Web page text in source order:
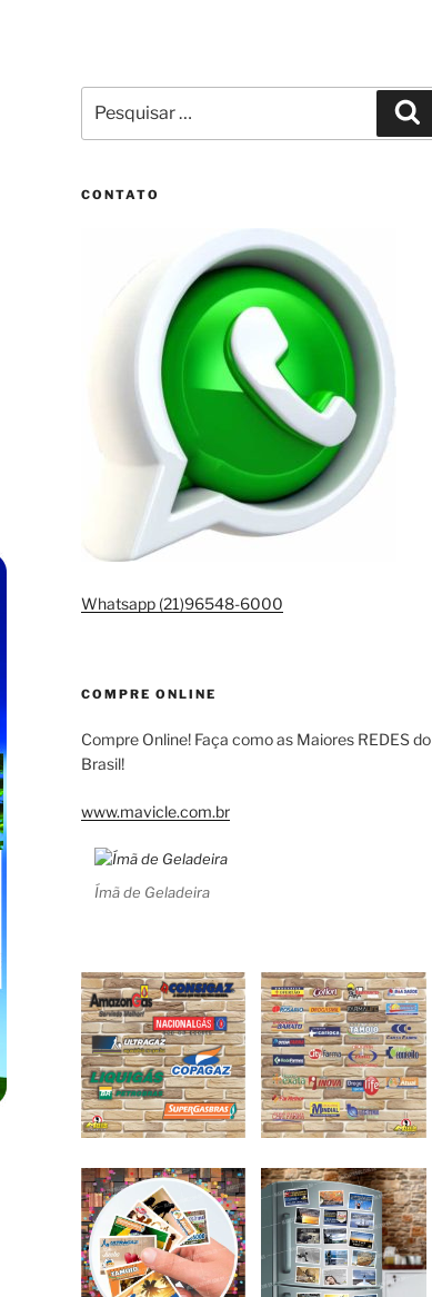
por:
CONTATO
Whatsapp (21)96548-6000
COMPRE ONLINE
Compre Online! Faça como as Maiores REDES do
Brasil!
www.mavicle.com.br
Ímã de Geladeira